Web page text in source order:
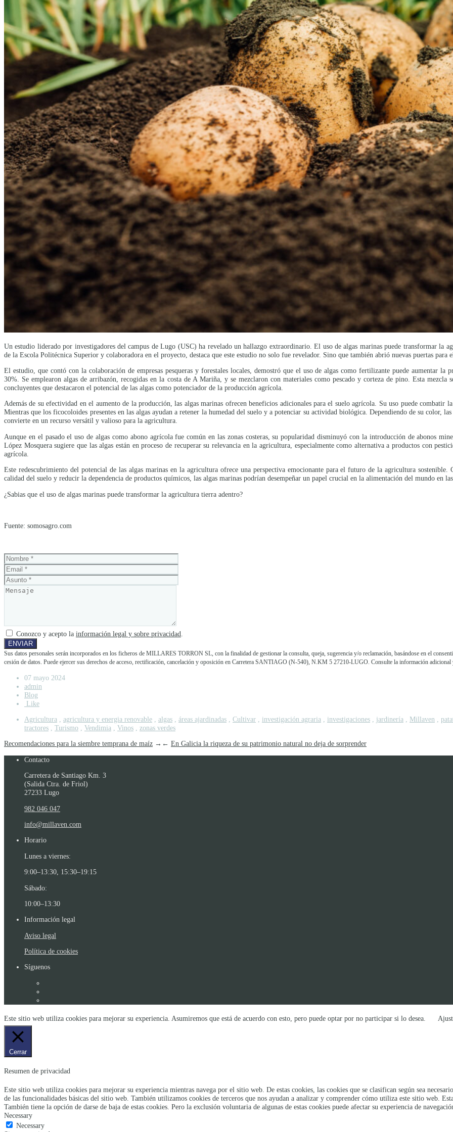
Un estudio liderado por investigadores del campus de Lugo (USC) ha revelado un hallazgo extraordinario. El uso de algas marinas puede transformar la
de la Escola Politécnica Superior y colaboradora en el proyecto, destaca que este estudio no solo fue revelador. Sino que también abrió nuevas puertas para
El estudio, que contó con la colaboración de empresas pesqueras y forestales locales, demostró que el uso de algas como fertilizante puede aumentar la
30%. Se emplearon algas de arribazón, recogidas en la costa de A Mariña, y se mezclaron con materiales como pescado y corteza de pino. Esta
concluyentes que destacaron el potencial de las algas como potenciador de la producción agrícola.
Además de su efectividad en el aumento de la producción, las algas marinas ofrecen beneficios adicionales para el suelo agrícola. Su uso puede
Mientras que los ficocoloides presentes en las algas ayudan a retener la humedad del suelo y a potenciar su actividad biológica. Dependiendo de su color,
convierte en un recurso versátil y valioso para la agricultura.
Aunque en el pasado el uso de algas como abono agrícola fue común en las zonas costeras, su popularidad disminuyó con la introducción de abonos
López Mosquera sugiere que las algas están en proceso de recuperar su relevancia en la agricultura, especialmente como alternativa a productos con
agrícola.
Este redescubrimiento del potencial de las algas marinas en la agricultura ofrece una perspectiva emocionante para el futuro de la agricultura
calidad del suelo y reducir la dependencia de productos químicos, las algas marinas podrían desempeñar un papel crucial en la alimentación del mundo en las
¿Sabias que el uso de algas marinas puede transformar la agricultura tierra adentro?
Fuente: somosagro.com
Conozco y acepto la información legal y sobre privacidad.
Sus datos personales serán incorporados en los ficheros de MILLARES TORRON SL, con la finalidad de gestionar la consulta, queja, sugerencia y/o reclamación, basándose en el
cesión de datos. Puede ejercer sus derechos de acceso, rectificación, cancelación y oposición en Carretera SANTIAGO (N-540), N.KM 5 27210-LUGO. Consulte la información adicional
07 mayo 2024
admin
Blog
Like
Agricultura
agricultura y energia renovable algas áreas ajardinadas Cultivar investigación agraria investigaciones jardinería Millaven
tractores
Turismo Vendimia Vinos
zonas verdes
Recomendaciones para la siembre temprana de maíz → ← En Galicia la riqueza de su patrimonio natural no deja de sorprender
Contacto
Carretera de Santiago Km. 3
(Salida Ctra. de Friol)
27233 Lugo
982 046 047
info@millaven.com
Horario
Lunes a viernes:
9:00–13:30, 15:30–19:15
Sábado:
10:00–13:30
Información legal
Aviso legal
Política de cookies
Síguenos
Este sitio web utiliza cookies para mejorar su experiencia. Asumiremos que está de acuerdo con esto, pero puede optar por no participar si lo desea.
Cerrar
Resumen de privacidad
Este sitio web utiliza cookies para mejorar su experiencia mientras navega por el sitio web. De estas cookies, las cookies que se clasifican según sea
de las funcionalidades básicas del sitio web. También utilizamos cookies de terceros que nos ayudan a analizar y comprender cómo utiliza este sitio web.
También tiene la opción de darse de baja de estas cookies. Pero la exclusión voluntaria de algunas de estas cookies puede afectar su experiencia de
Necessary
Necessary